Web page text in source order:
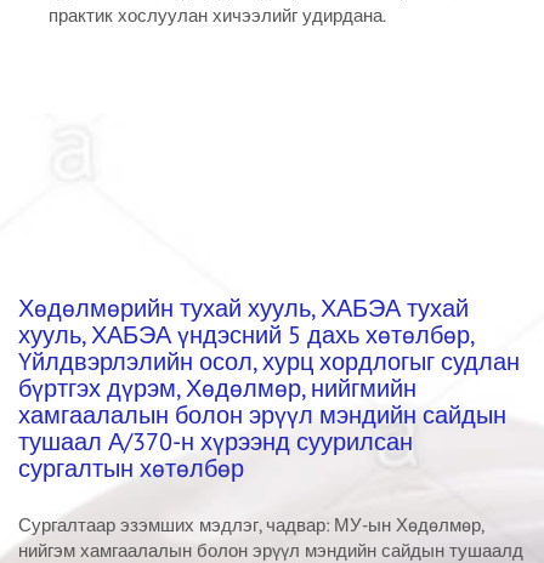
практик хослуулан хичээлийг удирдана.
Хөдөлмөрийн тухай хууль, ХАБЭА тухай
хууль, ХАБЭА үндэсний 5 дахь хөтөлбөр,
Үйлдвэрлэлийн осол, хурц хордлогыг судлан
бүртгэх дүрэм, Хөдөлмөр, нийгмийн
хамгаалалын болон эрүүл мэндийн сайдын
тушаал А/370-н хүрээнд суурилсан
сургалтын хөтөлбөр
Сургалтаар эзэмших мэдлэг, чадвар: МУ-ын Хөдөлмөр,
нийгэм хамгаалалын болон эрүүл мэндийн сайдын тушаалд